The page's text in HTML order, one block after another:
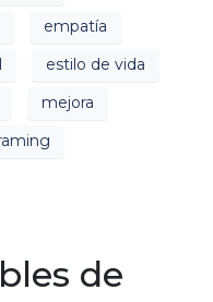
empatía
estilo de vida
mejora
de